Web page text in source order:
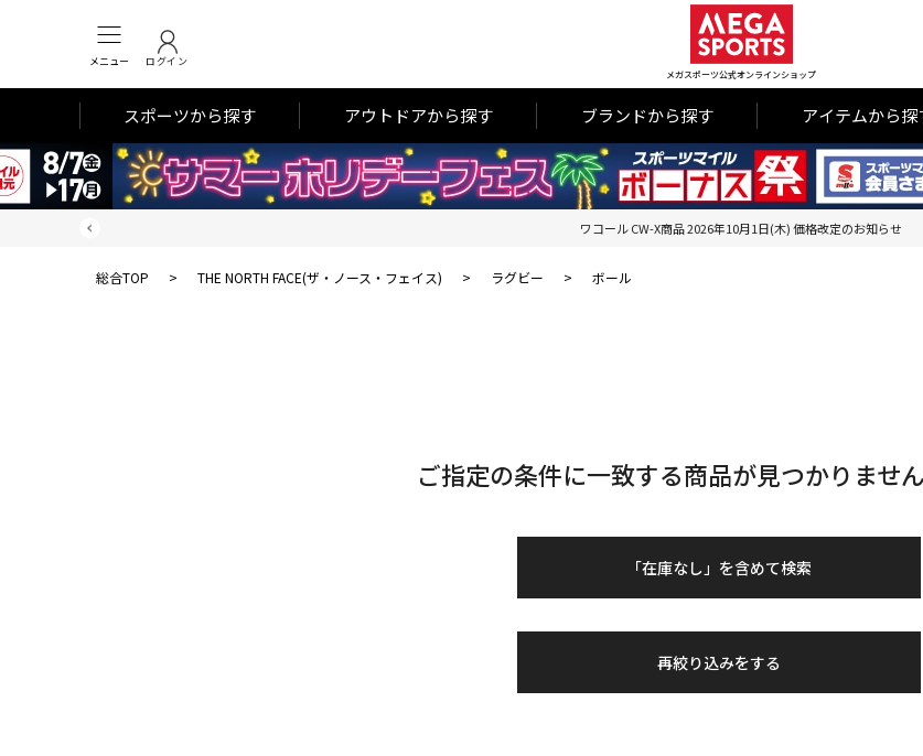
メニュー ログイン
メガスポーツ公式オンラインショップ
スポーツから探す アウトドアから探す ブランドから探す アイテムから探
ワコール CW-X商品 2026年10月1日(木) 価格改定のお知らせ
総合TOP > THE NORTH FACE(ザ・ノース・フェイス) > ラグビー > ボール
ご指定の条件に一致する商品が見つかりません
「在庫なし」を含めて検索
再絞り込みをする